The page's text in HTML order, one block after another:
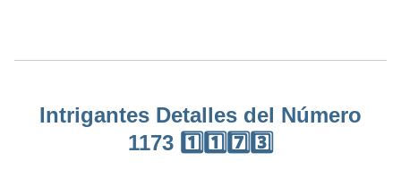
Intrigantes Detalles del Número
1173 1️⃣1️⃣7️⃣3️⃣